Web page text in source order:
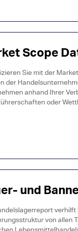
Scope
Sie mit der
der
anhand Ihrer
oder
und
von allen